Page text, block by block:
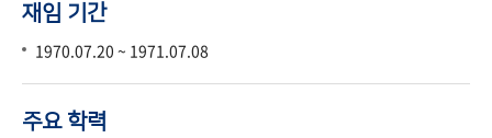
재임 기간
1970.07.20 ~ 1971.07.08
주요 학력